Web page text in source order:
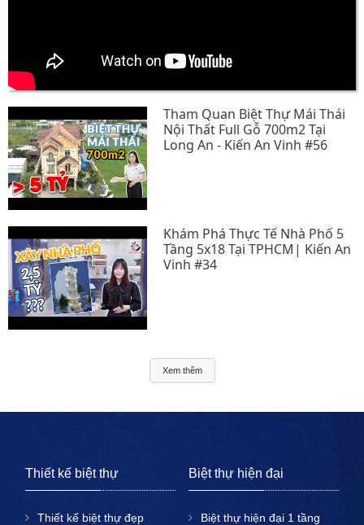
Tham Quan Biệt Thự Mái Thái
Nội Thất Full Gỗ 700m2 Tại
Long An - Kiến An Vinh #56
Khám Phá Thực Tế Nhà Phố 5
Tầng 5x18 Tại TPHCM| Kiến An
Vinh #34
Xem thêm
Thiết kế biệt thự
Thiết kế biệt thự đẹp
Biệt thự hiện đại
Biệt thự hiện đại 1 tầng